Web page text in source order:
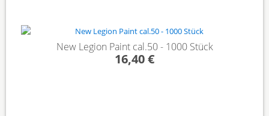
New Legion Paint cal.50 - 1000 Stück
16,40 €